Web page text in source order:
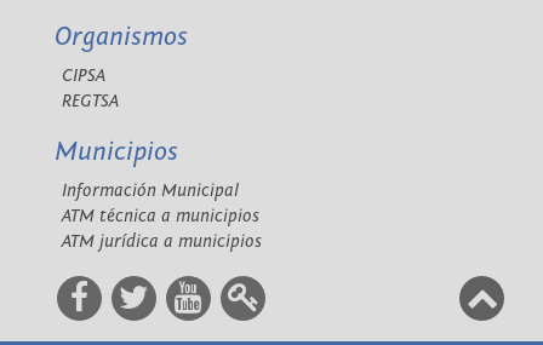
Organismos
CIPSA
REGTSA
Municipios
Información Municipal
ATM técnica a municipios
ATM jurídica a municipios